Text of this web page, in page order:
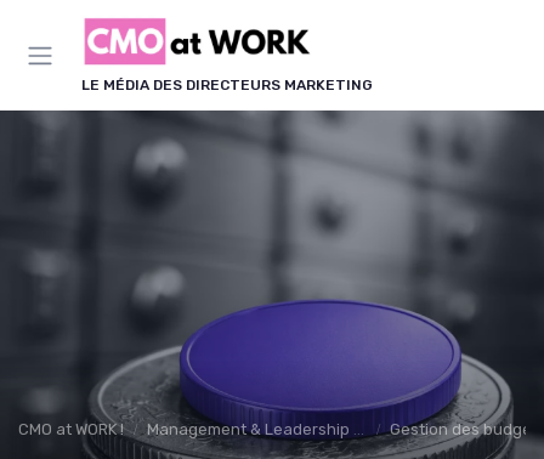
LE MÉDIA DES DIRECTEURS MARKETING
CMO at WORK ! Management & Leadership Marketing Gestion des
Panneau de gestion des cookies